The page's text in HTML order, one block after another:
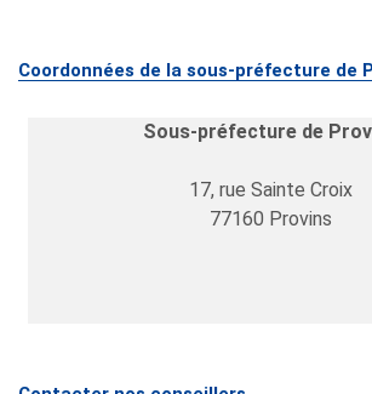
Coordonnées de la sous-préfecture de
Sous-préfecture de
17, rue Sainte Croix
77160 Provins